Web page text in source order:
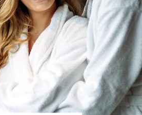
Martin's Relais
Bruges, 4*